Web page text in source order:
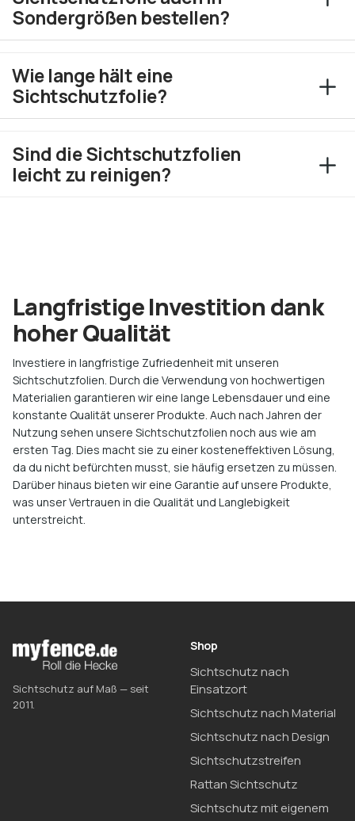
Sondergrößen bestellen?
Wie lange hält eine
Sichtschutzfolie?
Sind die Sichtschutzfolien
leicht zu reinigen?
Langfristige Investition dank
hoher Qualität
Investiere in langfristige Zufriedenheit mit unseren
Sichtschutzfolien. Durch die Verwendung von hochwertigen
Materialien garantieren wir eine lange Lebensdauer und eine
konstante Qualität unserer Produkte. Auch nach Jahren der
Nutzung sehen unsere Sichtschutzfolien noch aus wie am
ersten Tag. Dies macht sie zu einer kosteneffektiven Lösung,
da du nicht befürchten musst, sie häufig ersetzen zu müssen.
Darüber hinaus bieten wir eine Garantie auf unsere Produkte,
was unser Vertrauen in die Qualität und Langlebigkeit
unterstreicht.
Sichtschutz auf Maß — seit
2011.
Shop
Sichtschutz nach
Einsatzort
Sichtschutz nach Material
Sichtschutz nach Design
Sichtschutzstreifen
Rattan Sichtschutz
Sichtschutz mit eigenem